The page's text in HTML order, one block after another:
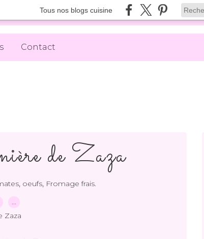
Tous nos blogs cuisine
Contact
de Zaza
, oeufs, Fromage frais.
…
Zaza